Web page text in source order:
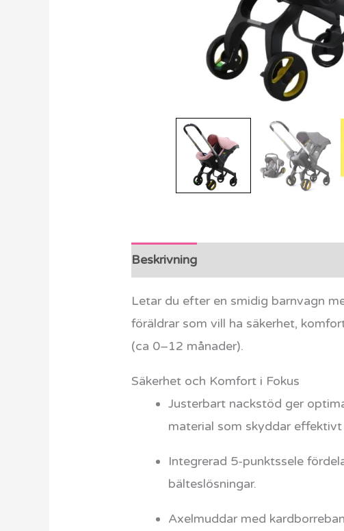
Beskrivning
Letar du efter en smidig barnvagn
föräldrar som vill ha säkerhet,
(ca 0–12 månader).
Säkerhet och Komfort i Fokus
Justerbart nackstöd ger
material som skyddar
Integrerad 5-punktssele
bälteslösningar.
Axelmuddar med